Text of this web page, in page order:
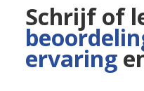
Schrijf of
ervaring